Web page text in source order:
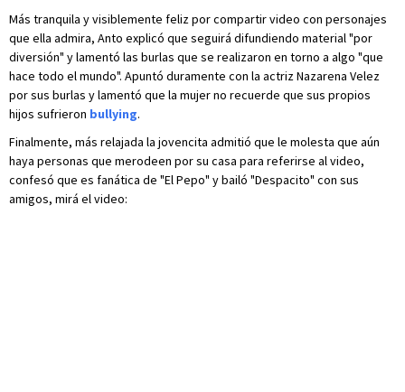
Más tranquila y visiblemente feliz por compartir video con personajes
que ella admira, Anto explicó que seguirá difundiendo material "por
diversión" y lamentó las burlas que se realizaron en torno a algo "que
hace todo el mundo". Apuntó duramente con la actriz Nazarena Velez
por sus burlas y lamentó que la mujer no recuerde que sus propios
hijos sufrieron bullying.
Finalmente, más relajada la jovencita admitió que le molesta que aún
haya personas que merodeen por su casa para referirse al video,
confesó que es fanática de "El Pepo" y bailó "Despacito" con sus
amigos, mirá el video: